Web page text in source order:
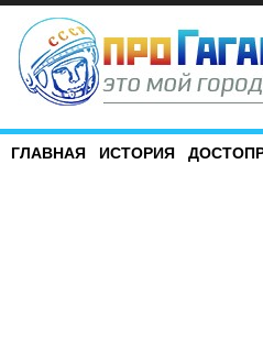
ГЛАВНАЯ ИСТОРИЯ